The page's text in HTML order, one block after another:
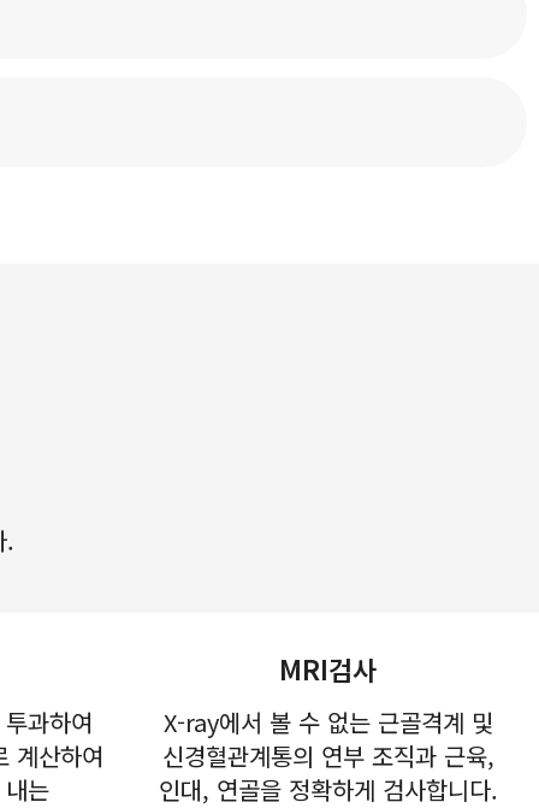
.
과하여
계산하여
는
MRI검사
X-ray에서 볼 수 없는 근골격계 및
신경혈관계통의 연부 조직과 근육,
인대, 연골을 정확하게 검사합니다.